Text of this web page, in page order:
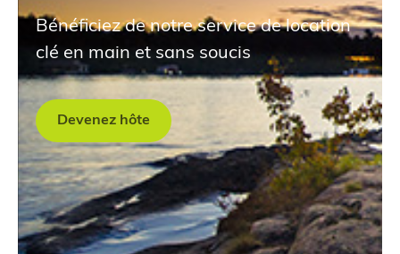
Bénéficiez de notre service de location
clé en main et sans soucis
Devenez hôte